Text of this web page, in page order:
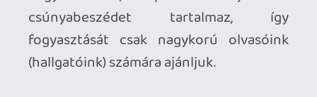
Ahhoz, hogy te is hozzászólj, be kell
jelentkezned!